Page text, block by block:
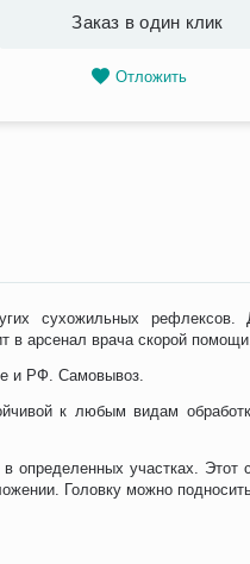
Заказ в один клик
Отложить
сухожильных
в арсенал врача скорой
и РФ. Самовывоз.
к любым видам
определенных участках.
Головку можно